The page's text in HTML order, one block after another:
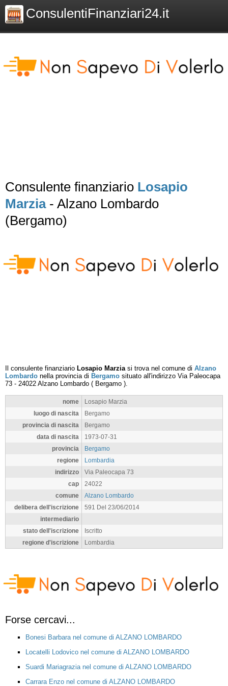
ConsulentiFinanziari24.it
Consulente finanziario Losapio
Marzia- Alzano Lombardo
(Bergamo)
Il consulente finanziario Losapio Marziasi trova nel comune di Alzano
Lombardo nella provincia di Bergamo situato all'indirizzo Via Paleocapa
73 - 24022 Alzano Lombardo ( Bergamo ).
nome
Losapio Marzia
luogo di nascita
Bergamo
provincia di nascita
Bergamo
data di nascita
1973-07-31
provincia
Bergamo
regione
Lombardia
indirizzo
Via Paleocapa 73
cap
24022
comune
Alzano Lombardo
delibera dell'iscrizione
591 Del 23/06/2014
intermediario
stato dell'iscrizione
Iscritto
regione d'iscrizione
Lombardia
Forse cercavi...
Bonesi Barbara nel comune di ALZANO LOMBARDO
Locatelli Lodovico nel comune di ALZANO LOMBARDO
Suardi Mariagrazia nel comune di ALZANO LOMBARDO
Carrara Enzo nel comune di ALZANO LOMBARDO